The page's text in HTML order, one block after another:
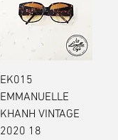
EK015
EMMANUELLE
KHANH VINTAGE
2020 18